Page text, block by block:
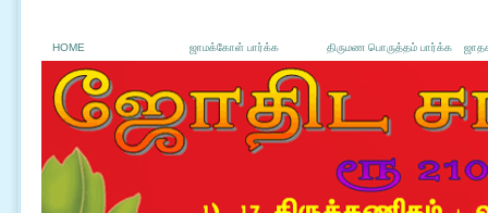
HOME ஜாமக்கோள் பார்க்க திருமண பொருத்தம் பார்க்க